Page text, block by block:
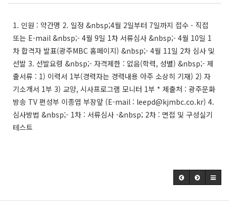
1. 인원 : 약간명 2. 일정 &nbsp;4월 2일부터 7일까지 접수 - 직접
또는 E-mail &nbsp;- 4월 9일 1차 서류심사 &nbsp;- 4월 10일 1
차 합격자 발표(광주MBC 홈페이지) &nbsp;- 4월 11일 2차 심사 및
선발 3. 선발요령 &nbsp;- 자격제한 : 없음(학력, 성별) &nbsp;- 제
출서류 : 1) 이력서 1부(경력자는 경력내용 아주 소상히 기재) 2) 자
기소개서 1부 3) 교양, 시사프로그램 모니터 1부 * 제출처 : 광주문화
방송 TV 편성부 이종엽 부장앞 (E-mail : leepd@kjmbc.co.kr) 4.
심사방법 &nbsp;- 1차 : 서류심사 -&nbsp; 2차 : 면접 및 구성실기
테스트